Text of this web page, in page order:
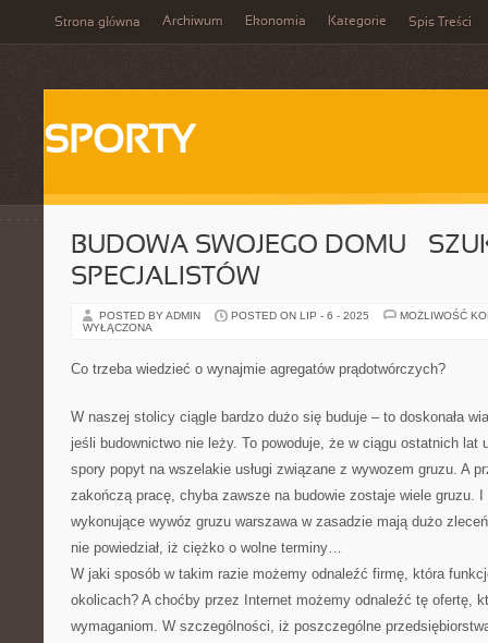
Strona główna Archiwum Ekonomia Kategorie Spis Treści
SPORTY
BUDOWA SWOJEGO DOMU –
SPECJALISTÓW
POSTED BY ADMIN POSTED ON LIP - 6 - 2025
MOŻLIWOŚĆ
WYŁĄCZONA
Co trzeba wiedzieć o wynajmie agregatów prądotwórczych?
W naszej stolicy ciągle bardzo dużo się buduje – to doskonała
jeśli budownictwo nie leży. To powoduje, że w ciągu ostatnich lat
spory popyt na wszelakie usługi związane z wywozem gruzu. A
zakończą pracę, chyba zawsze na budowie zostaje wiele gruzu.
wykonujące wywóz gruzu warszawa w zasadzie mają dużo
nie powiedział, iż ciężko o wolne terminy…
W jaki sposób w takim razie możemy odnaleźć firmę, która
okolicach? A choćby przez Internet możemy odnaleźć tę ofertę,
wymaganiom. W szczególności, iż poszczególne